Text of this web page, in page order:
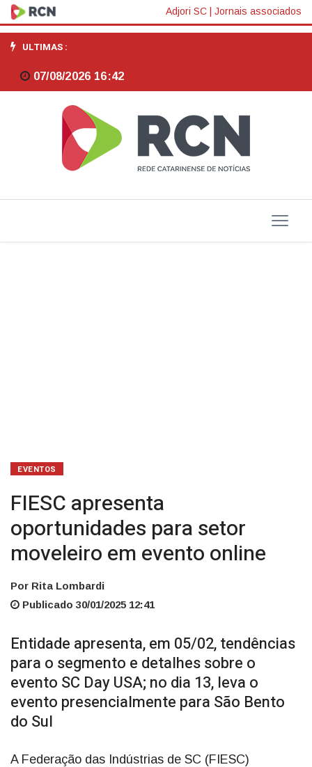
FIESC
apresenta
oportunidades
moveleiro
em
Adjori SC Jornais associados
ULTIMAS :
07/08/2026 16:42
EVENTOS
FIESC apresenta
oportunidades para setor
moveleiro em evento online
Por Rita Lombardi
Publicado 30/01/2025 12:41
Entidade apresenta, em 05/02, tendências
para o segmento e detalhes sobre o
evento SC Day USA; no dia 13, leva o
evento presencialmente para São Bento
do Sul
A Federação das Indústrias de SC (FIESC)